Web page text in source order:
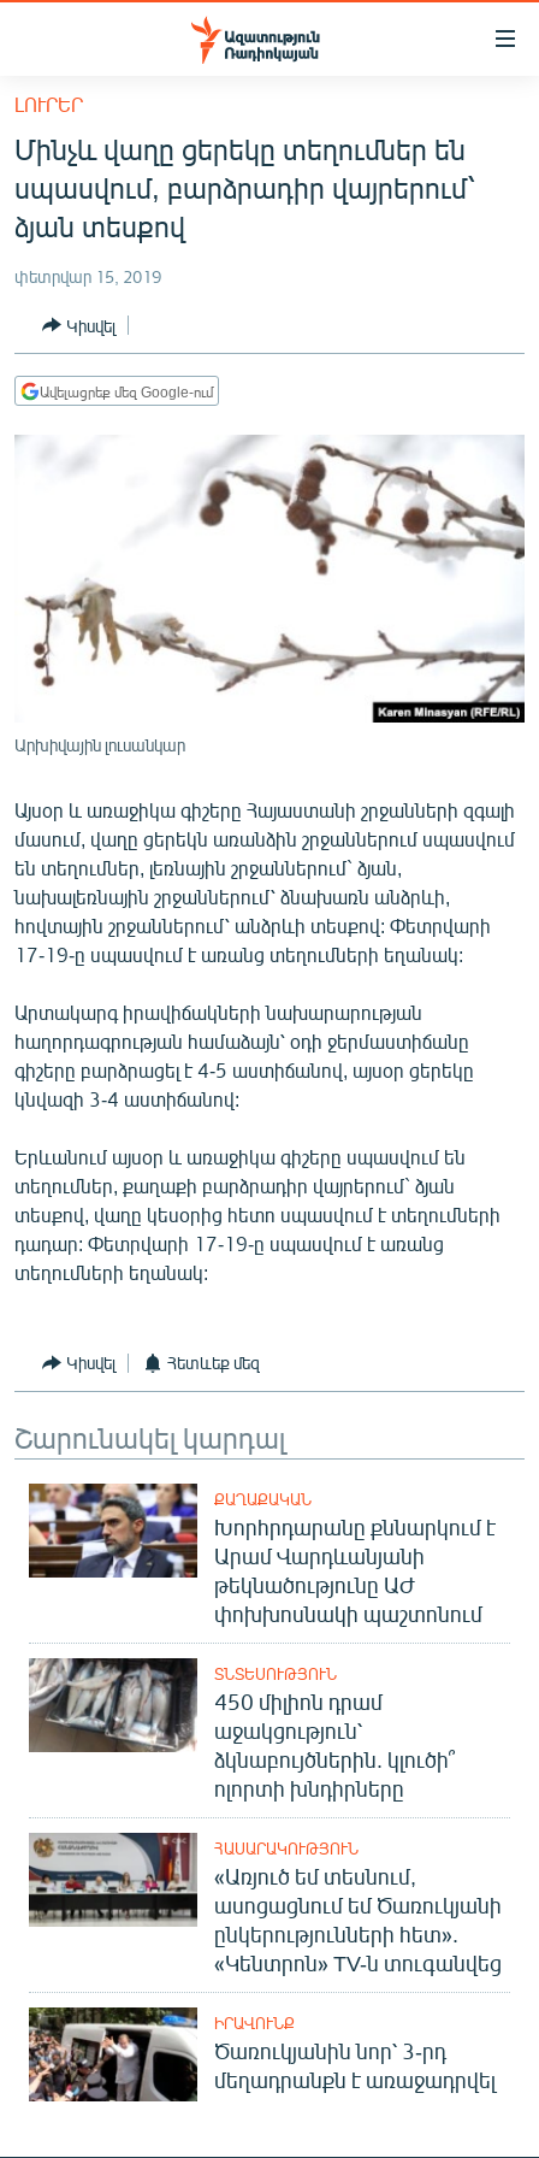
Մատչելիության
հիմնական
բովանդակությանը
հիմնական
մենյուին
ՀԱՅԱՍՏԱՆ
ՔԱՂԱՔԱԿԱՆ
ՀԱՍԱՐԱԿՈՒԹՅՈՒՆ
ՏՆՏԵՍՈՒԹՅՈՒՆ
ՂԱՐԱԲԱՂ
ՊԱՏԵՐԱԶՄԻ 6 ՇԱԲԱԹՆԵՐԸ
ՄՇԱԿՈՒՅԹ
ՍՊՈՐՏ
ՄԵԿՆԱԲԱՆՈՒԹՅՈՒՆ
ԱՐԽԻՎ
ՏԵՍԱՆՅՈՒԹԵՐ
ԲԱՆԱՎԵՃ
ՁԳՏԵԼՈՎ ԼԱՎԱԳՈՒՅՆԻՆ
Հայերեն
English
ՀԵՏԵՎԵՔ ՄԵԶ
«Ազատության» բոլոր կայքերը
ԼՈՒՐԵՐ
Մինչև վաղը ցերեկը տեղումներ են
սպասվում, բարձրադիր վայրերում՝
ձյան տեսքով
փետրվար 15, 2019
Կիսվել
Ավելացրեք մեզ Google-ում
Արխիվային լուսանկար
Այսօր և առաջիկա գիշերը Հայաստանի շրջանների զգալի
մասում, վաղը ցերեկն առանձին շրջաններում սպասվում
են տեղումներ, լեռնային շրջաններում` ձյան,
նախալեռնային շրջաններում՝ ձնախառն անձրևի,
հովտային շրջաններում՝ անձրևի տեսքով: Փետրվարի
17-19-ը սպասվում է առանց տեղումների եղանակ:
Արտակարգ իրավիճակների նախարարության
հաղորդագրության համաձայն՝ օդի ջերմաստիճանը
գիշերը բարձրացել է 4-5 աստիճանով, այսօր ցերեկը
կնվազի 3-4 աստիճանով:
Երևանում այսօր և առաջիկա գիշերը սպասվում են
տեղումներ, քաղաքի բարձրադիր վայրերում` ձյան
տեսքով, վաղը կեսօրից հետո սպասվում է տեղումների
դադար: Փետրվարի 17-19-ը սպասվում է առանց
տեղումների եղանակ:
Կիսվել Հետևեք մեզ
Շարունակել կարդալ
ՔԱՂԱՔԱԿԱՆ
Խորհրդարանը քննարկում է
Արամ Վարդևանյանի
թեկնածությունը ԱԺ
փոխխոսնակի պաշտոնում
ՏՆՏԵՍՈՒԹՅՈՒՆ
450 միլիոն դրամ
աջակցություն՝
ձկնաբույծներին. կլուծի՞
ոլորտի խնդիրները
ՀԱՍԱՐԱԿՈՒԹՅՈՒՆ
«Առյուծ եմ տեսնում,
ասոցացնում եմ Ծառուկյանի
ընկերությունների հետ».
«Կենտրոն» TV-ն տուգանվեց
ԻՐԱՎՈՒՆՔ
Ծառուկյանին նոր՝ 3-րդ
մեղադրանքն է առաջադրվել